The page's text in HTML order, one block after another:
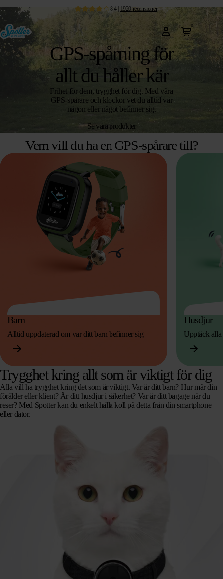
8.4| 1920recensioner
0
GPS-spårning för
allt du håller kär
Frihet för dem, trygghet för dig. Med våra
GPS-spårare och klockor vet du alltid var
någon eller något befinner sig.
Se våra produkter
Vem vill du ha en GPS-spårare till?
Barn
Alltid uppdaterad om var ditt barn befinner sig
Husdjur
Upptäck
Trygghet kring allt som är viktigt för dig
Alla vill ha trygghet kring det som är viktigt. Var är ditt barn? Hur mår din
förälder eller klient? Är ditt husdjur i säkerhet? Var är ditt bagage när du
reser? Med Spotter kan du enkelt hålla koll på detta från din smartphone
eller dator.